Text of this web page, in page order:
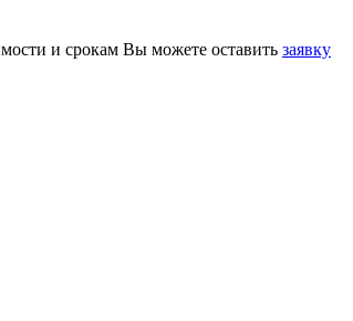
и срокам Вы можете оставить заявку